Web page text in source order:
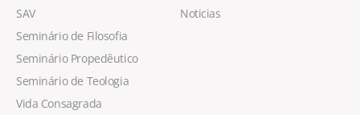
SAV
Seminário de Filosofia
Seminário Propedêutico
Seminário de Teologia
Vida Consagrada
Noticias